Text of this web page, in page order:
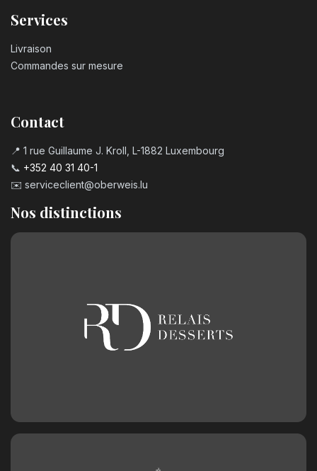
Services
Livraison
Commandes sur mesure
Contact
📍 1 rue Guillaume J. Kroll, L-1882 Luxembourg
📞 +352 40 31 40-1
✉️ serviceclient@oberweis.lu
Nos distinctions